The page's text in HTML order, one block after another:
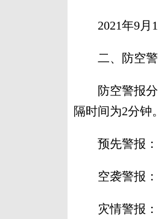
2021年9月18
二、防空警
防空警报分
隔时间为2分钟。
预先警报：
空袭警报：
灾情警报：鸣